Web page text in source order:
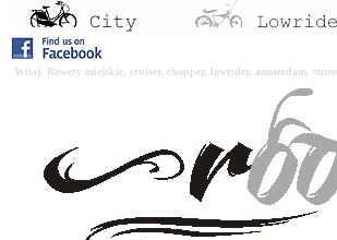
Witaj. Rowery miejskie, cruiser, chopper, lowrider, amsterdam,